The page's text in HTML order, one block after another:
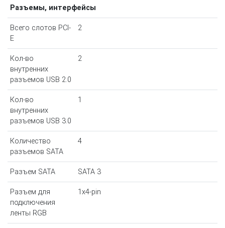
Разъемы, интерфейсы
Всего слотов PCI-
E
2
Кол-во
внутренних
разъемов USB 2.0
2
Кол-во
внутренних
разъемов USB 3.0
1
Количество
разъемов SATA
4
Разъем SATA SATA 3
Разъем для
подключения
ленты RGB
1x4-pin